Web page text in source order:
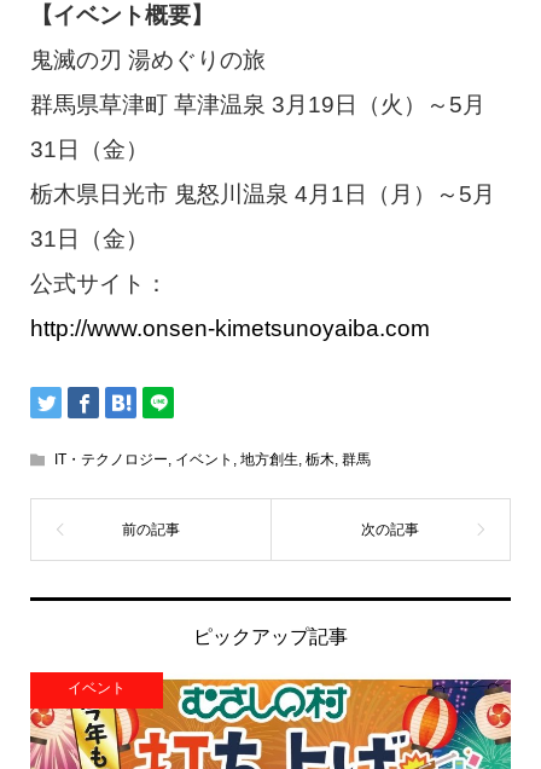
【イベント概要】
鬼滅の刃 湯めぐりの旅
群馬県草津町 草津温泉 3月19日（火）～5月
31日（金）
栃木県日光市 鬼怒川温泉 4月1日（月）～5月
31日（金）
公式サイト：
http://www.onsen-kimetsunoyaiba.com
IT・テクノロジー, イベント , 地方創生, 栃木, 群馬
ピックアップ記事
イベント